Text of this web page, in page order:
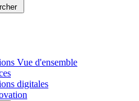
Vue d'ensemble
digitales